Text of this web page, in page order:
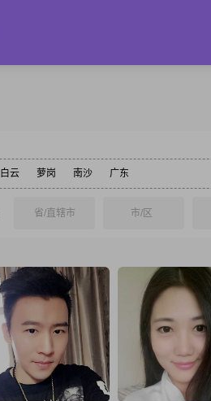
白云 萝岗 南沙 广东
省/直辖市 市/区